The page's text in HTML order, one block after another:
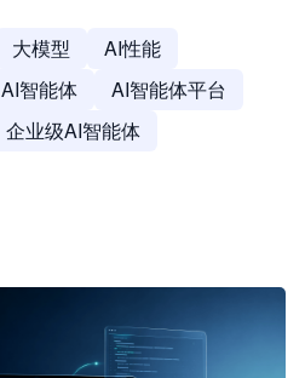
大模型
AI性能
AI智能体
AI智能体平台
企业级AI智能体